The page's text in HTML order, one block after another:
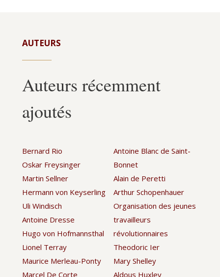
AUTEURS
Auteurs récemment
ajoutés
Bernard Rio
Oskar Freysinger
Martin Sellner
Hermann von Keyserling
Uli Windisch
Antoine Dresse
Hugo von Hofmannsthal
Lionel Terray
Maurice Merleau-Ponty
Marcel De Corte
Antoine Blanc de Saint-
Bonnet
Alain de Peretti
Arthur Schopenhauer
Organisation des jeunes
travailleurs
révolutionnaires
Theodoric Ier
Mary Shelley
Aldous Huxley